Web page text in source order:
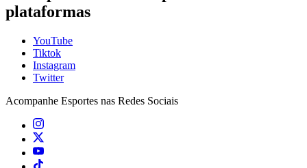
plataformas
YouTube
Tiktok
Instagram
Twitter
Acompanhe Esportes nas Redes Sociais